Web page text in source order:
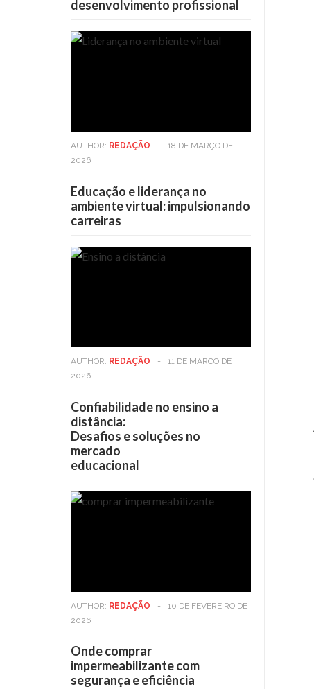
desenvolvimento profissional
AUTHOR: REDAÇÃO -
18 DE MARÇO DE
2026
Educação e liderança no
ambiente virtual: impulsionando
carreiras
AUTHOR: REDAÇÃO -
11 DE MARÇO DE
2026
Confiabilidade no ensino a
distância:
Desafios e soluções no
mercado
educacional
AUTHOR: REDAÇÃO -
10 DE FEVEREIRO DE
2026
Onde comprar
impermeabilizante com
segurança e eficiência